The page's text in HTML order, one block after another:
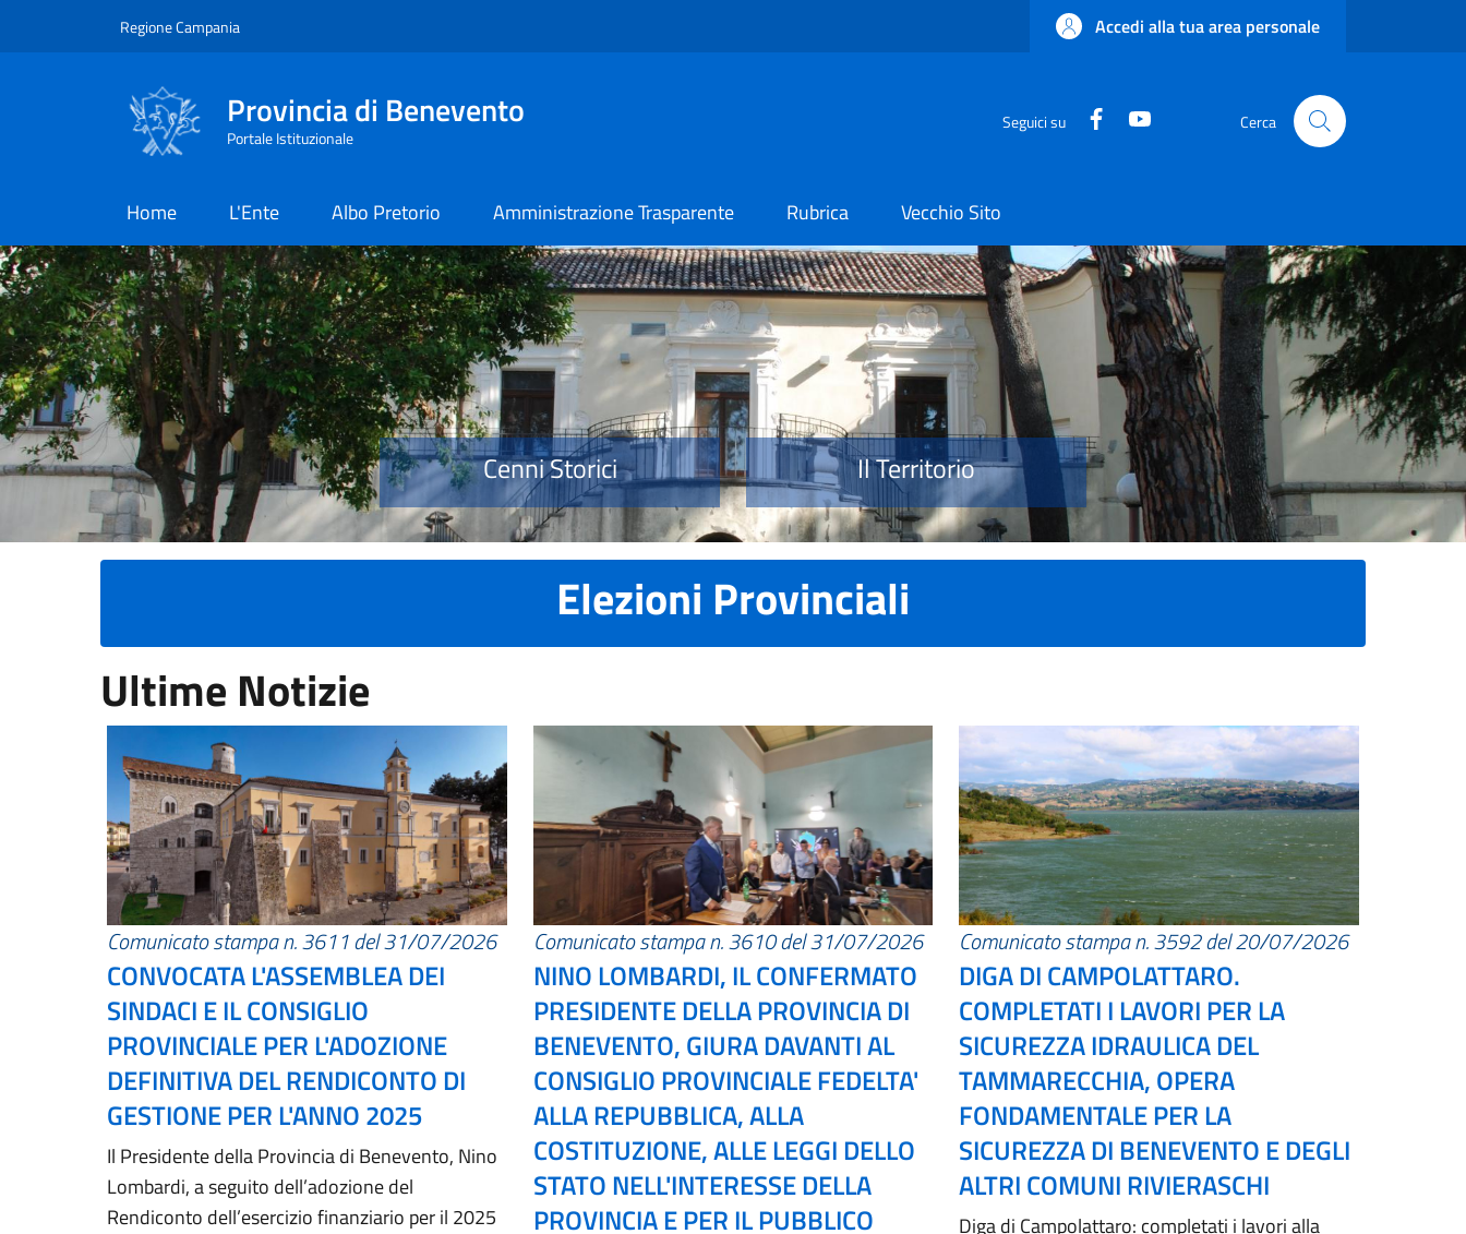
Regione Campania Accedi alla tua area personale
Provincia di Benevento
Portale Istituzionale
Seguici su Facebook Cerca
Home L'Ente Albo Pretorio Amministrazione Trasparente Rubrica Vecchio Sito
Provincia di Benevento
Cenni Storici Il Territorio
Elezioni Provinciali
Ultime Notizie
Comunicato stampa n. 3611 del 31/07/2026
CONVOCATA L'ASSEMBLEA DEI
SINDACI E IL CONSIGLIO
PROVINCIALE PER L'ADOZIONE
DEFINITIVA DEL RENDICONTO DI
GESTIONE PER L'ANNO 2025
Il Presidente della Provincia di Benevento, Nino
Lombardi, a seguito dell’adozione del
Rendiconto dell’esercizio finanziario per il 2025
Comunicato stampa n. 3610 del 31/07/2026
NINO LOMBARDI, IL CONFERMATO
PRESIDENTE DELLA PROVINCIA DI
BENEVENTO, GIURA DAVANTI AL
CONSIGLIO PROVINCIALE FEDELTA'
ALLA REPUBBLICA, ALLA
COSTITUZIONE, ALLE LEGGI DELLO
STATO NELL'INTERESSE DELLA
PROVINCIA E PER IL PUBBLICO
Comunicato stampa n. 3592 del 20/07/2026
DIGA DI CAMPOLATTARO.
COMPLETATI I LAVORI PER LA
SICUREZZA IDRAULICA DEL
TAMMARECCHIA, OPERA
FONDAMENTALE PER LA
SICUREZZA DI BENEVENTO E DEGLI
ALTRI COMUNI RIVIERASCHI
Diga di Campolattaro: completati i lavori alla